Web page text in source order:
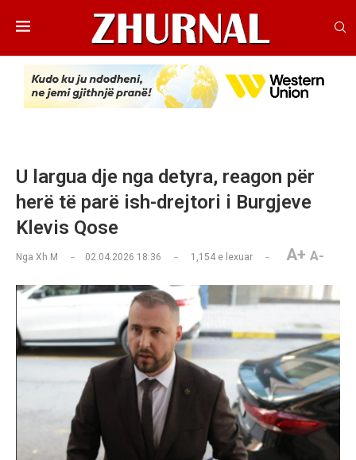
U largua dje nga detyra, reagon për
herë të parë ish-drejtori i Burgjeve
Klevis Qose
Nga Xh M 02.04.2026 18:36 1,154 e lexuar A+ A-